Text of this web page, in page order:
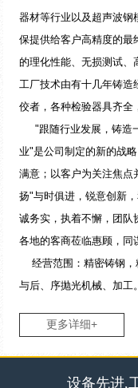
器材等行业以及超声波钢
保提供给客户高精度的最
的理化性能、无损测试、
工厂技术由有十几年铸造
佼者，各种检验器具齐全
"跟随行业发展，铸造
业"是公司制定的新的战
满意；以客户为关注焦
扬"与时俱进，锐意创新
诚务实，执着不懈，团队
各地的客商莅临惠顾，同
经营范围：精密铸钢，
与后、序抛光机械、加工。
更多详细+
设备先进,